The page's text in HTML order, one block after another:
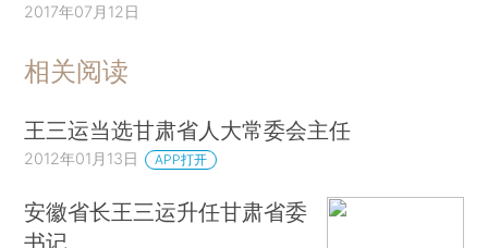
2017年07月12日
相关阅读
王三运当选甘肃省人大常委会主任
2012年01月13日 APP打开
安徽省长王三运升任甘肃省委
书记